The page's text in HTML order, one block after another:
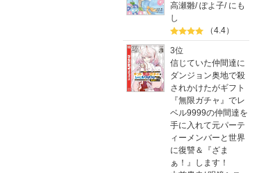
高瀬雛/ぽよ子/ にも
し
（4.4）
3位
信じていた仲間達に
ダンジョン奥地で殺
されかけたがギフト
『無限ガチャ』でレ
ベル9999の仲間達を
手に入れて元パーテ
ィーメンバーと世界
に復讐＆『ざま
ぁ！』します！